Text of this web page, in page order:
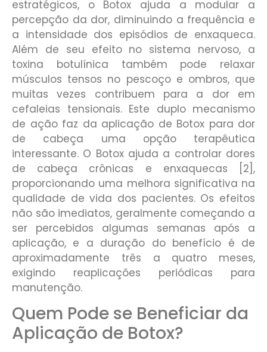
estratégicos, o Botox ajuda a modular a
percepção da dor, diminuindo a frequência e
a intensidade dos episódios de enxaqueca.
Além de seu efeito no sistema nervoso, a
toxina botulínica também pode relaxar
músculos tensos no pescoço e ombros, que
muitas vezes contribuem para a dor em
cefaleias tensionais. Este duplo mecanismo
de ação faz da aplicação de Botox para dor
de cabeça uma opção terapêutica
interessante. O Botox ajuda a controlar dores
de cabeça crônicas e enxaquecas [2],
proporcionando uma melhora significativa na
qualidade de vida dos pacientes. Os efeitos
não são imediatos, geralmente começando a
ser percebidos algumas semanas após a
aplicação, e a duração do benefício é de
aproximadamente três a quatro meses,
exigindo reaplicações periódicas para
manutenção.
Quem Pode se Beneficiar da
Aplicação de Botox?